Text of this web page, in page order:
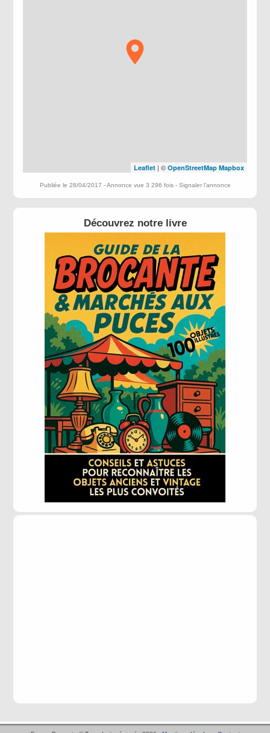
Leaflet| © OpenStreetMap Mapbox
Publiée le 28/04/2017 - Annonce vue 3 296 fois - Signaler l'annonce
Découvrez notre livre